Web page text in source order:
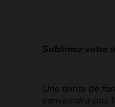
Sublimez votre
Une teinte de
conviendra pas